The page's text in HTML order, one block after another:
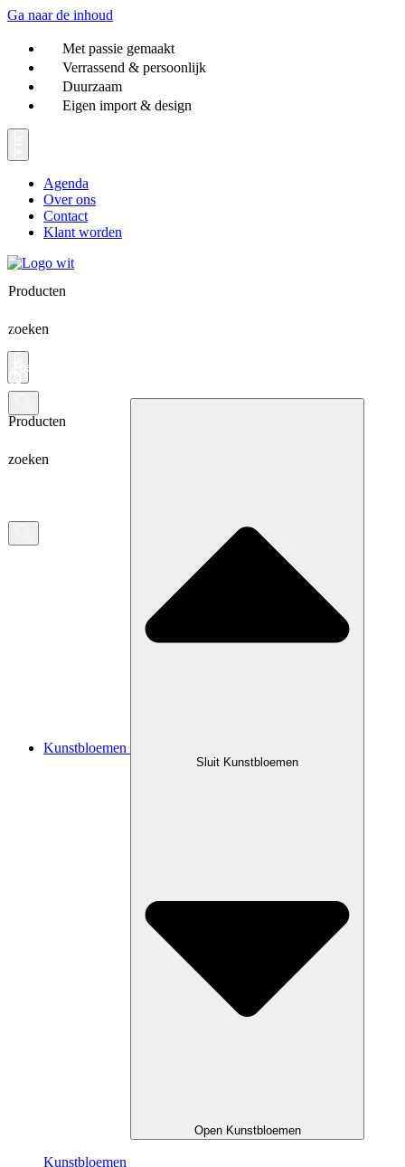
Ga naar de inhoud
Met passie gemaakt
Verrassend & persoonlijk
Duurzaam
Eigen import & design
Agenda
Over ons
Contact
Klant worden
Producten
zoeken
Producten
zoeken
Kunstbloemen
Sluit Kunstbloemen
Open Kunstbloemen
Kunstbloemen